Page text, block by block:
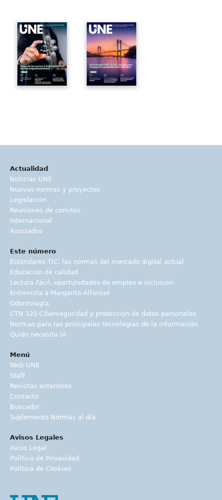
Actualidad
Noticias UNE
Nuevas normas y proyectos
Legislación
Reuniones de comités
Internacional
Asociados
Este número
Estándares TIC: las normas del mercado digital actual
Educación de calidad
Lectura Fácil, oportunidades de empleo e inclusión
Entrevista a Margarita Alfonsel
Odontología
CTN 320 Ciberseguridad y protección de datos personales
Normas para las principales tecnologías de la información
Quién necesita IA
Menú
Web UNE
Staff
Revistas anteriores
Contacto
Buscador
Suplemento Normas al día
Avisos Legales
Aviso Legal
Política de Privacidad
Política de Cookies